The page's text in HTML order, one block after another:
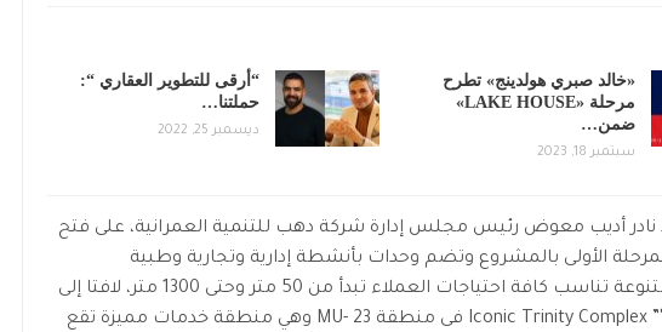
«خالد صبري هولدينج» تطرح
مرحلة «LAKE HOUSE»
ضمن…
سبتمبر 18, 2023
“أرقى للتطوير العقاري “:
حملتنا…
ديسمبر 25, 2022
نادر أديب معوض رئيس مجلس إدارة شركة دهب للتنمية العمرانية، على فتح
الأولى بالمشروع وتضم وحدات بأنشطة إدارية وتجارية وطبية
بمساحات متنوعة تناسب كافة احتياجات العملاء تبدأ من 50 متر وحتى 1300 متر، لافتا إلى
أن مشروع “” Iconic Trinity Complex فى منطقة MU- 23 وهي منطقة خدمات مميزة تقع